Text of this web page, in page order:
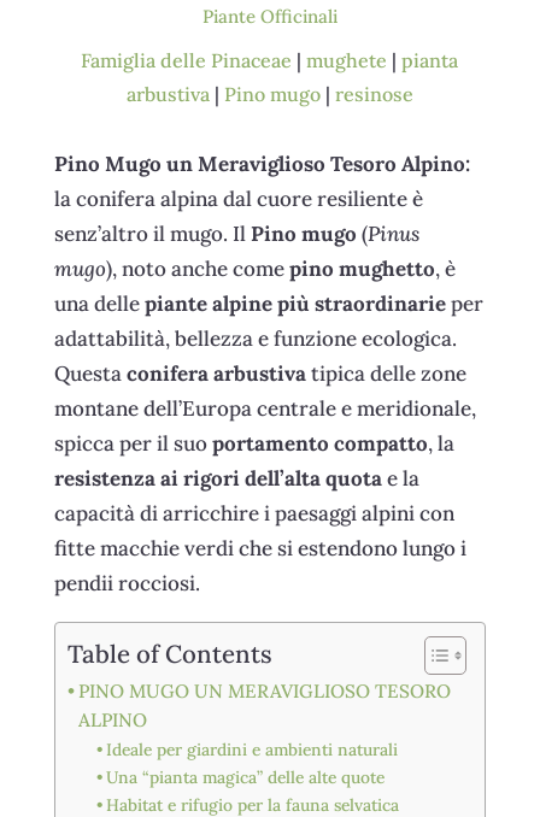
Piante Officinali
Famiglia delle Pinaceae |mughete |pianta
arbustiva | Pino mugo| resinose
Pino Mugo un Meraviglioso Tesoro Alpino:
la conifera alpina dal cuore resiliente è
senz’altro il mugo. IlPino mugo (Pinus
mugo), noto anche comepino mughetto, è
una dellepiante alpine più straordinarieper
adattabilità, bellezza e funzione ecologica.
Questaconifera arbustivatipica delle zone
montane dell’Europa centrale e meridionale,
spicca per il suoportamento compatto, la
resistenza ai rigori dell’alta quotae la
capacità di arricchire i paesaggi alpini con
fitte macchie verdi che si estendono lungo i
pendii rocciosi.
Table of Contents
PINO MUGO UN MERAVIGLIOSO TESORO
ALPINO
Ideale per giardini e ambienti naturali
Una “pianta magica” delle alte quote
Habitat e rifugio per la fauna selvatica